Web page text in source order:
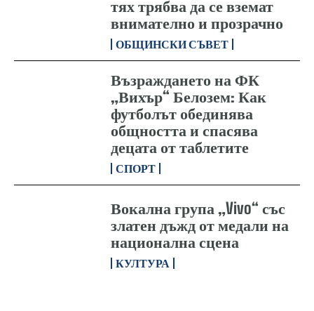
тях трябва да се вземат
внимателно и прозрачно
ОБЩИНСКИ СЪВЕТ
Възраждането на ФК
„Вихър“ Белозем: Как
футболът обединява
общността и спасява
децата от таблетите
СПОРТ
Вокална група „Vivo“ със
златен дъжд от медали на
национална сцена
КУЛТУРА